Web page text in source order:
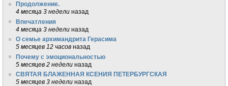
Продолжение.
4 месяца 3 недели назад
Впечатления
4 месяца 3 недели назад
О семье архимандрита Герасима
5 месяцев 12 часов назад
Почему с эмоциональностью
5 месяцев 2 недели назад
СВЯТАЯ БЛАЖЕННАЯ КСЕНИЯ ПЕТЕРБУРГСКАЯ
5 месяцев 3 недели назад